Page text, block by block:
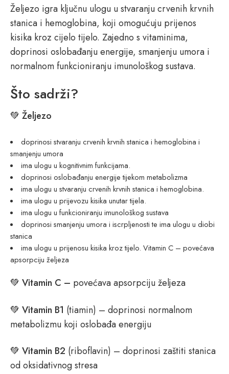
Željezo igra ključnu ulogu u stvaranju crvenih krvnih
stanica i hemoglobina, koji omogućuju prijenos
kisika kroz cijelo tijelo. Zajedno s vitaminima,
doprinosi oslobađanju energije, smanjenju umora i
normalnom funkcioniranju imunološkog sustava.
Što sadrži?
💚 Željezo
doprinosi stvaranju crvenih krvnih stanica i hemoglobina i
smanjenju umora
ima ulogu u kognitivnim funkcijama.
doprinosi oslobađanju energije tijekom metabolizma
ima ulogu u stvaranju crvenih krvnih stanica i hemoglobina.
ima ulogu u prijevozu kisika unutar tijela.
ima ulogu u funkcioniranju imunološkog sustava
doprinosi smanjenju umora i iscrpljenosti te ima ulogu u diobi
stanica
ima ulogu u prijenosu kisika kroz tijelo. Vitamin C – povećava
apsorpciju željeza
💚 Vitamin C – povećava apsorpciju željeza
💚 Vitamin B1 (tiamin) – doprinosi normalnom
metabolizmu koji oslobađa energiju
💚 Vitamin B2 (riboflavin) – doprinosi zaštiti stanica
od oksidativnog stresa